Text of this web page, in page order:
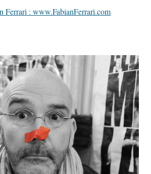
Ferrari : www.FabianFerrari.com